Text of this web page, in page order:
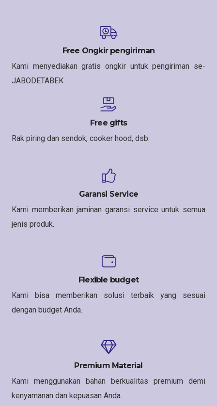
Free Ongkir pengiriman
Kami menyediakan gratis ongkir untuk pengiriman se-
JABODETABEK
Free gifts
Rak piring dan sendok, cooker hood, dsb.
Garansi Service
Kami memberikan jaminan garansi service untuk semua
jenis produk.
Flexible budget
Kami bisa memberikan solusi terbaik yang sesuai
dengan budget Anda.
Premium Material
Kami menggunakan bahan berkualitas premium demi
kenyamanan dan kepuasan Anda.